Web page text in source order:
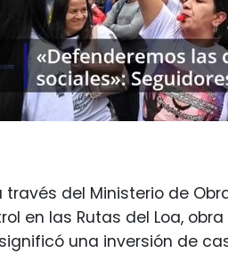
través del Ministerio de
en las Rutas del Loa,
una inversión de